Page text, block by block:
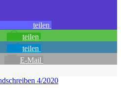
teilen
teilen
teilen
E-Mail
4/2020